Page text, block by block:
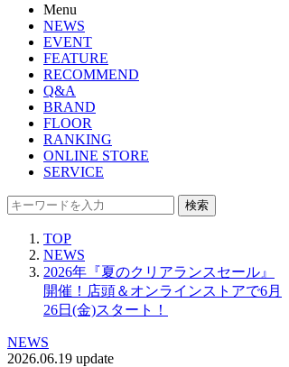
Menu
NEWS
EVENT
FEATURE
RECOMMEND
Q&A
BRAND
FLOOR
RANKING
ONLINE STORE
SERVICE
検索
TOP
NEWS
2026年『夏のクリアランスセール』
開催！店頭＆オンラインストアで6月
26日(金)スタート！
NEWS
2026.06.19 update